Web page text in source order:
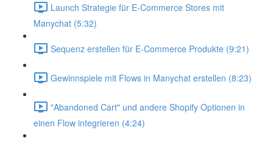
Launch Strategie für E-Commerce Stores mit
Manychat (5:32)
Sequenz erstellen für E-Commerce Produkte (9:21)
Gewinnspiele mit Flows in Manychat erstellen (8:23)
"Abandoned Cart" und andere Shopify Optionen in
einen Flow integrieren (4:24)